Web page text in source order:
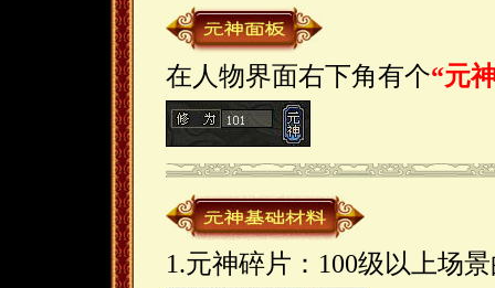
在人物界面右下角有个“元
1.元神碎片：100级以上场